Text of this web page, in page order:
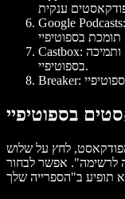
Google Podcasts:
Castbox:
בספוטיפיי.
Breaker:
לחץ על שלוש
לרשימה". אפשר לבחור